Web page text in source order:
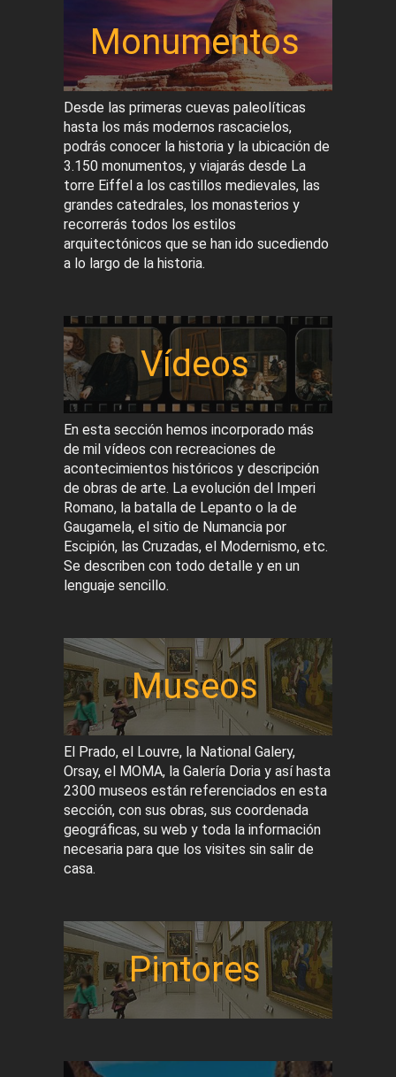
Monumentos
Desde las primeras cuevas paleolíticas
hasta los más modernos rascacielos,
podrás conocer la historia y la ubicación de
3.150 monumentos, y viajarás desde La
torre Eiffel a los castillos medievales, las
grandes catedrales, los monasterios y
recorrerás todos los estilos
arquitectónicos que se han ido sucediendo
a lo largo de la historia.
Vídeos
En esta sección hemos incorporado más
de mil vídeos con recreaciones de
acontecimientos históricos y descripción
de obras de arte. La evolución del Imperi
Romano, la batalla de Lepanto o la de
Gaugamela, el sitio de Numancia por
Escipión, las Cruzadas, el Modernismo, etc.
Se describen con todo detalle y en un
lenguaje sencillo.
Museos
El Prado, el Louvre, la National Galery,
Orsay, el MOMA, la Galería Doria y así hasta
2300 museos están referenciados en esta
sección, con sus obras, sus coordenada
geográficas, su web y toda la información
necesaria para que los visites sin salir de
casa.
Pintores